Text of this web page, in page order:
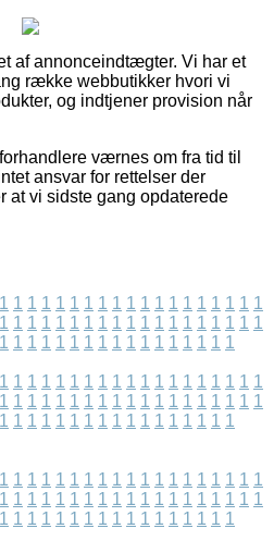
af annonceindtægter. Vi har et
række webbutikker hvori vi
og indtjener provision når
værnes om fra tid til
ansvar for rettelser der
at vi sidste gang opdaterede
1 1 1 1 1 1 1 1 1 1 1 1 1 1 1 1 1 1 1
1 1 1 1 1 1 1 1 1 1 1 1 1 1 1 1 1 1 1
1 1 1 1 1 1 1 1 1 1 1 1 1 1 1 1 1
1 1 1 1 1 1 1 1 1 1 1 1 1 1 1 1 1 1 1
1 1 1 1 1 1 1 1 1 1 1 1 1 1 1 1 1 1 1
1 1 1 1 1 1 1 1 1 1 1 1 1 1 1 1 1
1 1 1 1 1 1 1 1 1 1 1 1 1 1 1 1 1 1 1
1 1 1 1 1 1 1 1 1 1 1 1 1 1 1 1 1 1 1
1 1 1 1 1 1 1 1 1 1 1 1 1 1 1 1 1